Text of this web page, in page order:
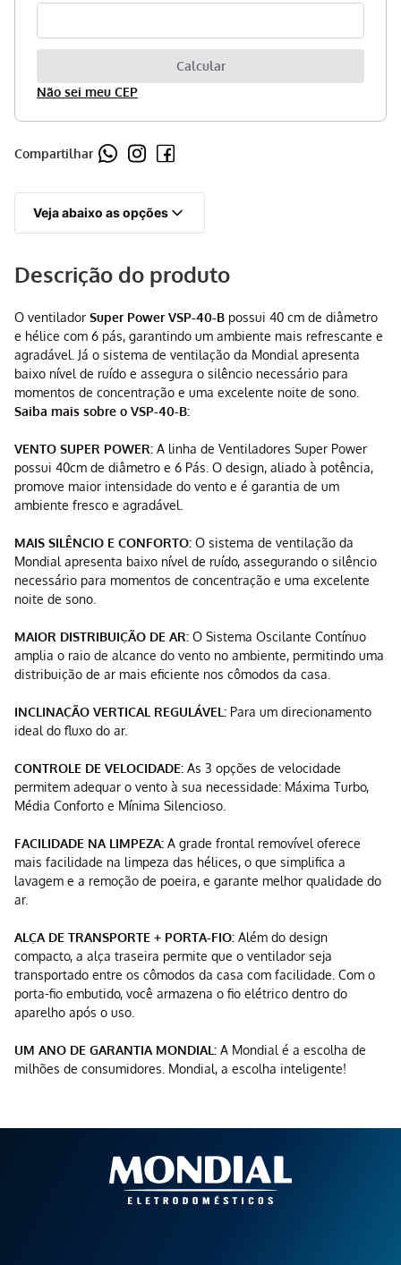
Não sei meu CEP
Compartilhar
Veja abaixo as opções
Descrição do produto
O ventilador Super Power VSP-40-B possui 40 cm de diâmetro
e hélice com 6 pás, garantindo um ambiente mais refrescante e
agradável. Já o sistema de ventilação da Mondial apresenta
baixo nível de ruído e assegura o silêncio necessário para
momentos de concentração e uma excelente noite de sono.
Saiba mais sobre o VSP-40-B:
VENTO SUPER POWER: A linha de Ventiladores Super Power
possui 40cm de diâmetro e 6 Pás. O design, aliado à potência,
promove maior intensidade do vento e é garantia de um
ambiente fresco e agradável.
MAIS SILÊNCIO E CONFORTO: O sistema de ventilação da
Mondial apresenta baixo nível de ruído, assegurando o silêncio
necessário para momentos de concentração e uma excelente
noite de sono.
MAIOR DISTRIBUIÇÃO DE AR: O Sistema Oscilante Contínuo
amplia o raio de alcance do vento no ambiente, permitindo uma
distribuição de ar mais eficiente nos cômodos da casa.
INCLINAÇÃO VERTICAL REGULÁVEL: Para um direcionamento
ideal do fluxo do ar.
CONTROLE DE VELOCIDADE: As 3 opções de velocidade
permitem adequar o vento à sua necessidade: Máxima Turbo,
Média Conforto e Mínima Silencioso.
FACILIDADE NA LIMPEZA: A grade frontal removível oferece
mais facilidade na limpeza das hélices, o que simplifica a
lavagem e a remoção de poeira, e garante melhor qualidade do
ar.
ALÇA DE TRANSPORTE + PORTA-FIO: Além do design
compacto, a alça traseira permite que o ventilador seja
transportado entre os cômodos da casa com facilidade. Com o
porta-fio embutido, você armazena o fio elétrico dentro do
aparelho após o uso.
UM ANO DE GARANTIA MONDIAL: A Mondial é a escolha de
milhões de consumidores. Mondial, a escolha inteligente!